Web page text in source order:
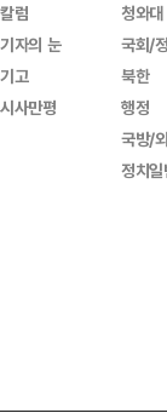
칼럼
기자의 눈
기고
시사만평
청와대
국회/
북한
행정
국방/
정치